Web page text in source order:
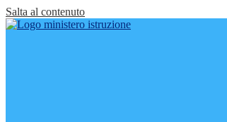
Salta al contenuto